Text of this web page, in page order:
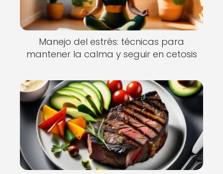
Manejo del estrés: técnicas para
mantener la calma y seguir en cetosis